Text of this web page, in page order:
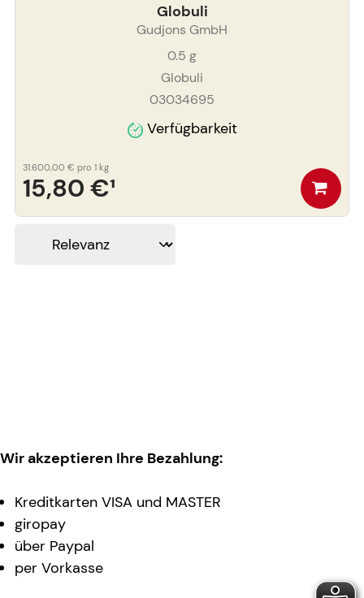
Globuli
Gudjons GmbH
0.5 g
Globuli
03034695
Verfügbarkeit
15,80 €¹
31.600,00 € pro 1 kg
Wir akzeptieren Ihre Bezahlung:
Kreditkarten VISA und MASTER
giropay
über Paypal
per Vorkasse